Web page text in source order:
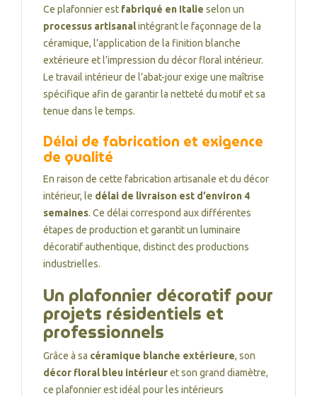
Ce plafonnier est fabriqué en Italie selon un
processus artisanalintégrant le façonnage de la
céramique, l’application de la finition blanche
extérieure et l’impression du décor floral intérieur.
Le travail intérieur de l’abat-jour exige une maîtrise
spécifique afin de garantir la netteté du motif et sa
tenue dans le temps.
Délai de fabrication et exigence
de qualité
En raison de cette fabrication artisanale et du décor
intérieur, le délai de livraison est d’environ 4
semaines. Ce délai correspond aux différentes
étapes de production et garantit un luminaire
décoratif authentique, distinct des productions
industrielles.
Un plafonnier décoratif pour
projets résidentiels et
professionnels
Grâce à sa céramique blanche extérieure, son
décor floral bleu intérieuret son grand diamètre,
ce plafonnier est idéal pour les intérieurs